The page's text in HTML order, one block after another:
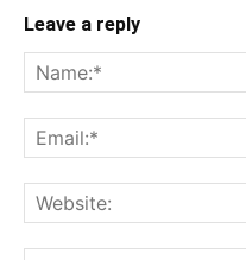
Leave a reply